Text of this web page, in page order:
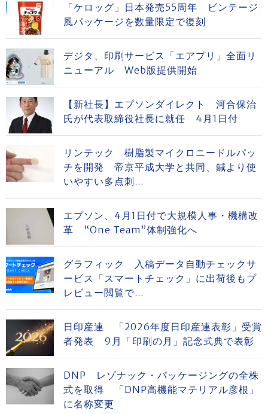
「ケロッグ」日本発売55周年 ビンテージ
風パッケージを数量限定で復刻
デジタ、印刷サービス「エアプリ」全面リ
ニューアル Web版提供開始
【新社長】エプソンダイレクト 河合保治
氏が代表取締役社長に就任 4月1日付
リンテック 樹脂製マイクロニードルパッ
チを開発 帝京平成大学と共同、鍼より使
いやすい多点刺...
エプソン、4月1日付で大規模人事・機構改
革 “One Team”体制強化へ
グラフィック 入稿データ自動チェックサ
ービス「スマートチェック」に出荷後もプ
レビュー閲覧で...
日印産連 「2026年度日印産連表彰」受賞
者発表 9月「印刷の月」記念式典で表彰
DNP レゾナック・パッケージングの全株
式を取得 「DNP高機能マテリアル彦根」
に名称変更